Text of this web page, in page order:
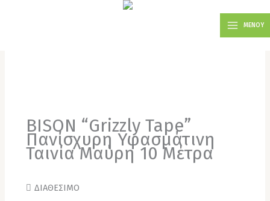
MAIN
MENUΜΕΝΟΥ
BISON “Grizzly Tape”
Πανίσχυρη Υφασμάτινη
Ταινία Μαύρη 10 Μέτρα
ΔΙΑΘΕΣΙΜΟ